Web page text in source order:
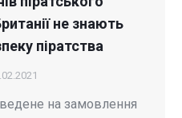
не знають
піратства
на замовлення